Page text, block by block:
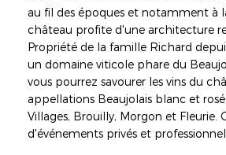
au fil des époques et notamment à
château profite d'une architecture
Propriété de la famille Richard
un domaine viticole phare du
vous pourrez savourer les vins du
appellations Beaujolais blanc et
Villages, Brouilly, Morgon et Fleurie.
d'événements privés et